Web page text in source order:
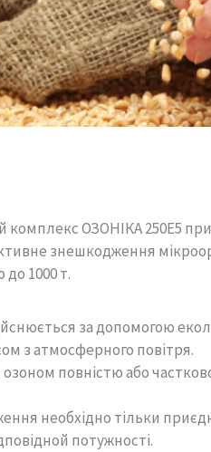
комплекс ОЗОНІКА 250E5
знешкодження
1000 т.
за допомогою
з атмосферного повітря.
повністю або
необхідно тільки
потужності.